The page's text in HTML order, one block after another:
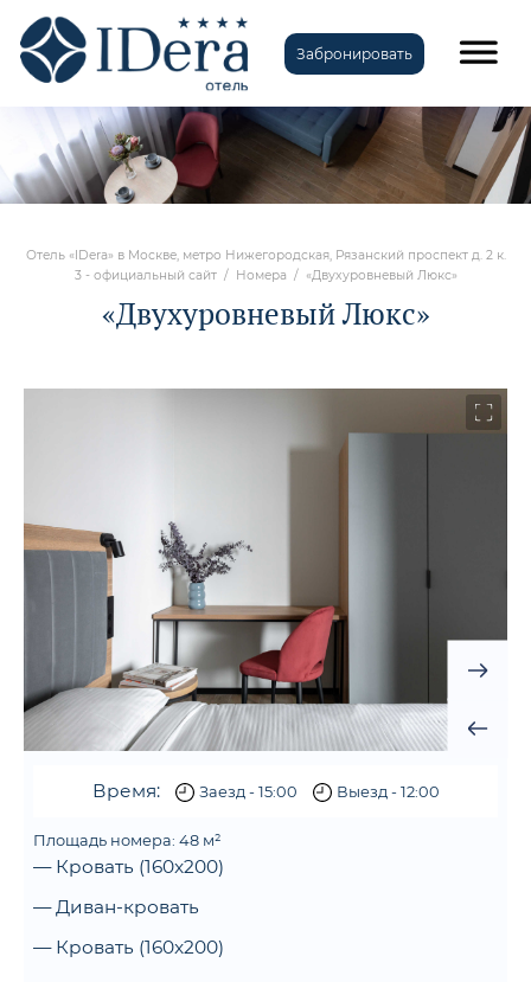
Забронировать
Отель «IDera» в Москве, метро Нижегородская, Рязанский проспект д. 2 к.
3 - официальный сайт/ Номера / «Двухуровневый Люкс»
«Двухуровневый Люкс»
Время: Заезд - 15:00 Выезд - 12:00
Площадь номера: 48 м²
— Кровать (160x200)
— Диван-кровать
— Кровать (160x200)